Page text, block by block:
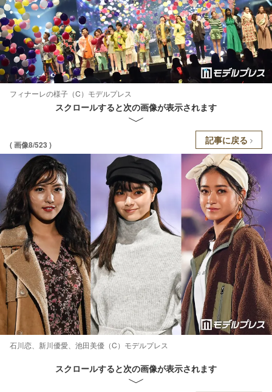
フィナーレの様子（C）モデルプレス
スクロールすると次の画像が表示されます
( 画像8/523 ) 記事に戻る
石川恋、新川優愛、池田美優（C）モデルプレス
スクロールすると次の画像が表示されます